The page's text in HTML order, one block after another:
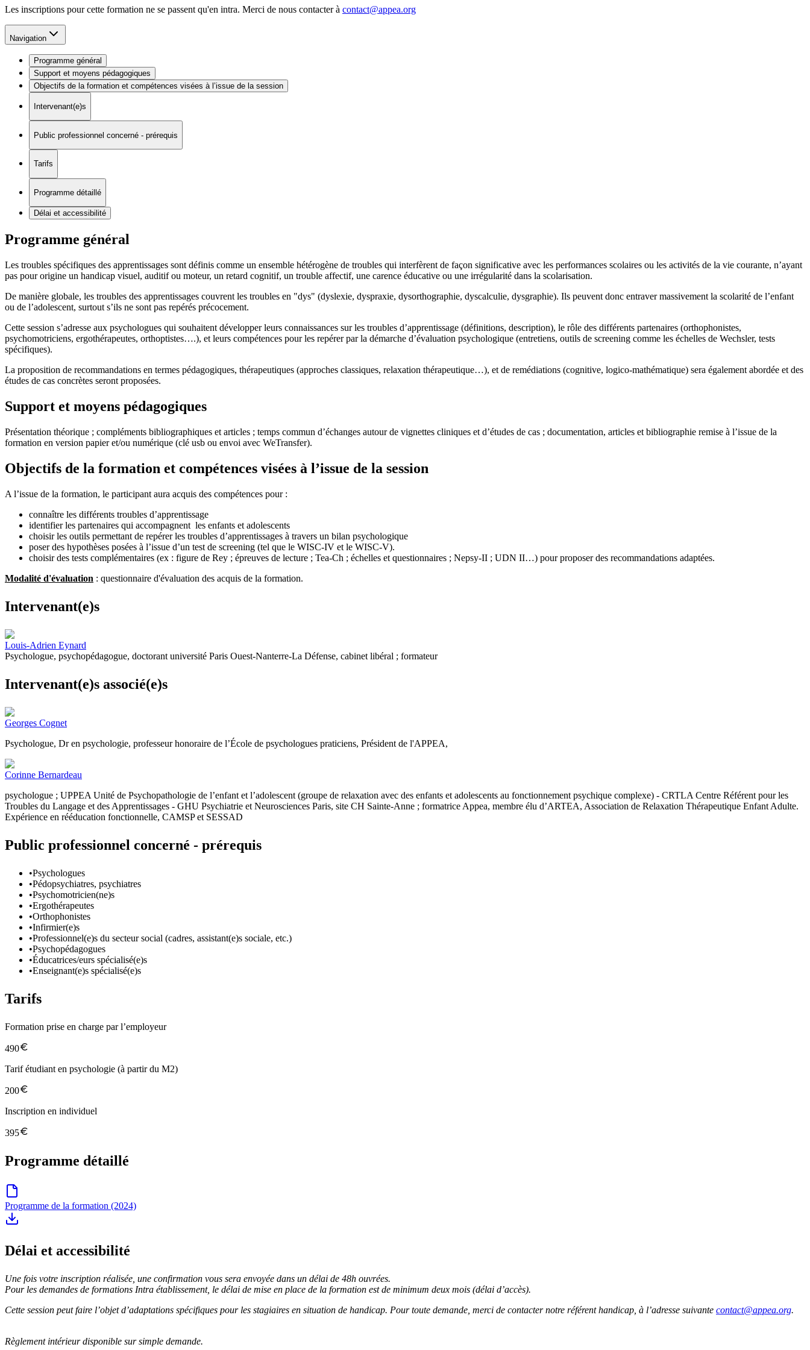
Les inscriptions pour cette formation ne se passent qu'en intra. Merci de nous contacter à contact@appea.org
Navigation
Programme général
Support et moyens pédagogiques
Objectifs de la formation et compétences visées à l’issue de la session
Intervenant(e)s
Public professionnel concerné - prérequis
Tarifs
Programme détaillé
Délai et accessibilité
Programme général
Les troubles spécifiques des apprentissages sont définis comme un ensemble hétérogène de troubles qui interfèrent de façon significative avec les performances scolaires ou les activités de la vie courante, n’ayant
pas pour origine un handicap visuel, auditif ou moteur, un retard cognitif, un trouble affectif, une carence éducative ou une irrégularité dans la scolarisation.
De manière globale, les troubles des apprentissages couvrent les troubles en "dys" (dyslexie, dyspraxie, dysorthographie, dyscalculie, dysgraphie). Ils peuvent donc entraver massivement la scolarité de l’enfant
ou de l’adolescent, surtout s’ils ne sont pas repérés précocement.
Cette session s’adresse aux psychologues qui souhaitent développer leurs connaissances sur les troubles d’apprentissage (définitions, description), le rôle des différents partenaires (orthophonistes,
psychomotriciens, ergothérapeutes, orthoptistes….), et leurs compétences pour les repérer par la démarche d’évaluation psychologique (entretiens, outils de screening comme les échelles de Wechsler, tests
spécifiques).
La proposition de recommandations en termes pédagogiques, thérapeutiques (approches classiques, relaxation thérapeutique…), et de remédiations (cognitive, logico-mathématique) sera également abordée et des
études de cas concrètes seront proposées.
Support et moyens pédagogiques
Présentation théorique ; compléments bibliographiques et articles ; temps commun d’échanges autour de vignettes cliniques et d’études de cas ; documentation, articles et bibliographie remise à l’issue de la
formation en version papier et/ou numérique (clé usb ou envoi avec WeTransfer).
Objectifs de la formation et compétences visées à l’issue de la session
A l’issue de la formation, le participant aura acquis des compétences pour :
connaître les différents troubles d’apprentissage
identifier les partenaires qui accompagnent les enfants et adolescents
choisir les outils permettant de repérer les troubles d’apprentissages à travers un bilan psychologique
poser des hypothèses posées à l’issue d’un test de screening (tel que le WISC-IV et le WISC-V).
choisir des tests complémentaires (ex : figure de Rey ; épreuves de lecture ; Tea-Ch ; échelles et questionnaires ; Nepsy-II ; UDN II…) pour proposer des recommandations adaptées.
Modalité d'évaluation : questionnaire d'évaluation des acquis de la formation.
Intervenant(e)s
Louis-Adrien Eynard
Psychologue, psychopédagogue, doctorant université Paris Ouest-Nanterre-La Défense, cabinet libéral ; formateur
Intervenant(e)s associé(e)s
Georges Cognet
Psychologue, Dr en psychologie, professeur honoraire de l’École de psychologues praticiens, Président de l'APPEA,
Corinne Bernardeau
psychologue ; UPPEA Unité de Psychopathologie de l’enfant et l’adolescent (groupe de relaxation avec des enfants et adolescents au fonctionnement psychique complexe) - CRTLA Centre Référent pour les
Troubles du Langage et des Apprentissages - GHU Psychiatrie et Neurosciences Paris, site CH Sainte-Anne ; formatrice Appea, membre élu d’ARTEA, Association de Relaxation Thérapeutique Enfant Adulte.
Expérience en rééducation fonctionnelle, CAMSP et SESSAD
Public professionnel concerné - prérequis
•Psychologues
•Pédopsychiatres, psychiatres
•Psychomotricien(ne)s
•Ergothérapeutes
•Orthophonistes
•Infirmier(e)s
•Professionnel(e)s du secteur social (cadres, assistant(e)s sociale, etc.)
•Psychopédagogues
•Éducatrices/eurs spécialisé(e)s
•Enseignant(e)s spécialisé(e)s
Tarifs
Formation prise en charge par l’employeur
490
Tarif étudiant en psychologie (à partir du M2)
200
Inscription en individuel
395
Programme détaillé
Programme de la formation (2024)
Délai et accessibilité
Une fois votre inscription réalisée, une confirmation vous sera envoyée dans un délai de 48h ouvrées.
Pour les demandes de formations Intra établissement, le délai de mise en place de la formation est de minimum deux mois (délai d’accès).
Cette session peut faire l’objet d’adaptations spécifiques pour les stagiaires en situation de handicap. Pour toute demande, merci de contacter notre référent handicap, à l’adresse suivante contact@appea.org.
Règlement intérieur disponible sur simple demande.